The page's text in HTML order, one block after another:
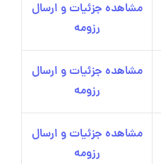
مشاهده جزئیات و ارسال
رزومه
مشاهده جزئیات و ارسال
رزومه
مشاهده جزئیات و ارسال
رزومه